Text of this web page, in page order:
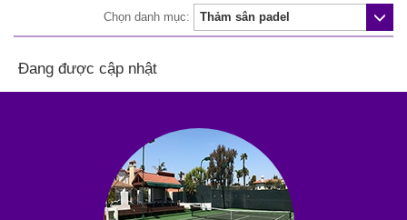
Chọn danh mục:
Đang được cập nhật